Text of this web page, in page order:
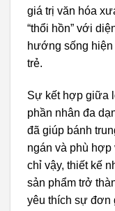
giá trị văn hóa
“thổi hồn” với
hướng sống
trẻ.
Sự kết hợp giữa
phần nhân đa
đã giúp bánh
ngán và phù
chỉ vậy, thiết kế
sản phẩm trở
yêu thích sự đơn